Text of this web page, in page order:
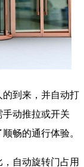
的到来，并自动打
动推拉或开关
畅的通行体验。
自动旋转门占用